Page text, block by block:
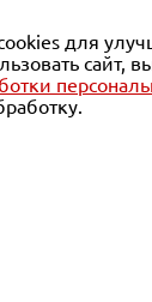
для
сайт,